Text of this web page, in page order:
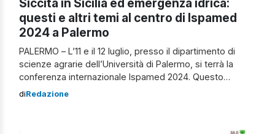
questi e altri temi al centro di Ispamed
2024 a Palermo
PALERMO – L’11 e il 12 luglio, presso il dipartimento di
scienze agrarie dell’Università di Palermo, si terrà la
conferenza internazionale Ispamed 2024. Questo
importante evento tratterà temi cruciali come la siccità,
ricercatori, professionisti e stakeholder provenienti da
diRedazione